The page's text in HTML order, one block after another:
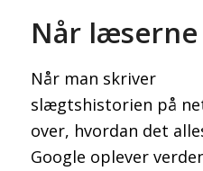
Når
Når man skriver
slægtshistorien på
over, hvordan det
Google oplever